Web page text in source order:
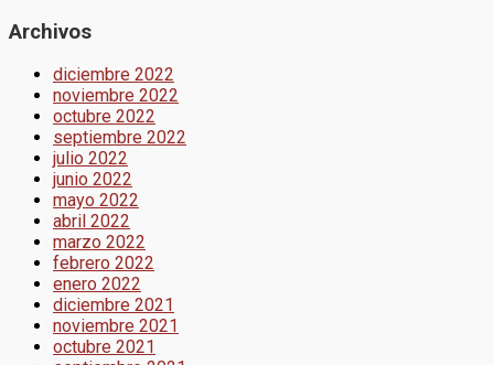
Archivos
diciembre 2022
noviembre 2022
octubre 2022
septiembre 2022
julio 2022
junio 2022
mayo 2022
abril 2022
marzo 2022
febrero 2022
enero 2022
diciembre 2021
noviembre 2021
octubre 2021